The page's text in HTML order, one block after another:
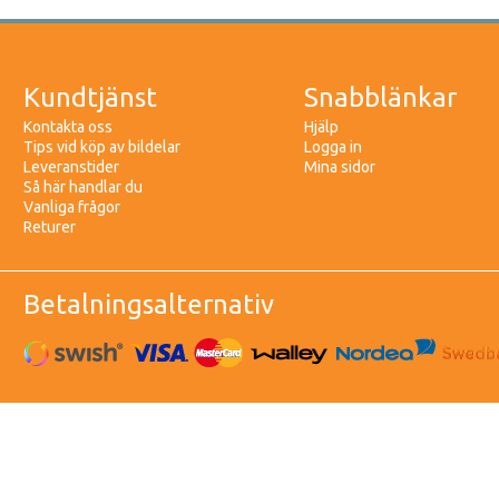
Kundtjänst
Kontakta oss
Tips vid köp av bildelar
Leveranstider
Så här handlar du
Vanliga frågor
Returer
Snabblänkar
Hjälp
Logga in
Mina sidor
Betalningsalternativ